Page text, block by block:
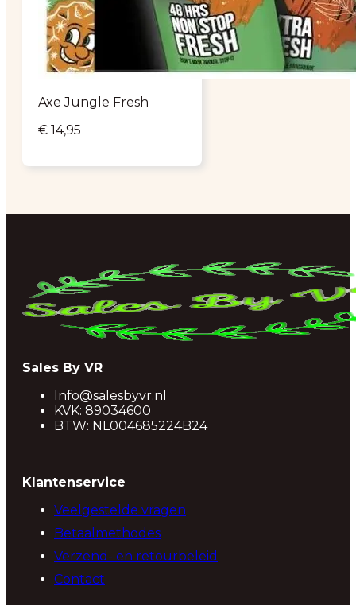
Axe Jungle Fresh
€ 14,95
Sales By VR
Info@salesbyvr.nl
KVK: 89034600
BTW: NL004685224B24
Klantenservice
Veelgestelde vragen
Betaalmethodes
Verzend- en retourbeleid
Contact